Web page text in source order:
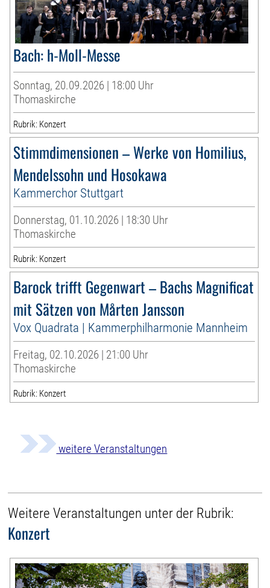
Bach: h-Moll-Messe
Sonntag, 20.09.2026 | 18:00 Uhr
Thomaskirche
Rubrik: Konzert
Stimmdimensionen – Werke von Homilius,
Mendelssohn und Hosokawa
Kammerchor Stuttgart
Donnerstag, 01.10.2026 | 18:30 Uhr
Thomaskirche
Rubrik: Konzert
Barock trifft Gegenwart – Bachs Magnificat
mit Sätzen von Mårten Jansson
Vox Quadrata | Kammerphilharmonie Mannheim
Freitag, 02.10.2026 | 21:00 Uhr
Thomaskirche
Rubrik: Konzert
weitere Veranstaltungen
Weitere Veranstaltungen unter der Rubrik:
Konzert